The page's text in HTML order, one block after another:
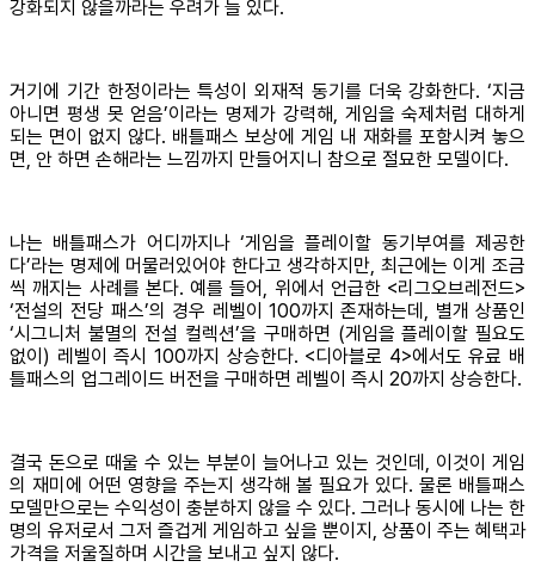
강화되지 않을까라는 우려가 늘 있다.
거기에 기간 한정이라는 특성이 외재적 동기를 더욱 강화한다. ‘지금
아니면 평생 못 얻음’이라는 명제가 강력해, 게임을 숙제처럼 대하게
되는 면이 없지 않다. 배틀패스 보상에 게임 내 재화를 포함시켜 놓으
면, 안 하면 손해라는 느낌까지 만들어지니 참으로 절묘한 모델이다.
나는 배틀패스가 어디까지나 ‘게임을 플레이할 동기부여를 제공한
다’라는 명제에 머물러있어야 한다고 생각하지만, 최근에는 이게 조금
씩 깨지는 사례를 본다. 예를 들어, 위에서 언급한 <리그오브레전드>
‘전설의 전당 패스’의 경우 레벨이 100까지 존재하는데, 별개 상품인
‘시그니처 불멸의 전설 컬렉션’을 구매하면 (게임을 플레이할 필요도
없이) 레벨이 즉시 100까지 상승한다. <디아블로 4>에서도 유료 배
틀패스의 업그레이드 버전을 구매하면 레벨이 즉시 20까지 상승한다.
결국 돈으로 때울 수 있는 부분이 늘어나고 있는 것인데, 이것이 게임
의 재미에 어떤 영향을 주는지 생각해 볼 필요가 있다. 물론 배틀패스
모델만으로는 수익성이 충분하지 않을 수 있다. 그러나 동시에 나는 한
명의 유저로서 그저 즐겁게 게임하고 싶을 뿐이지, 상품이 주는 혜택과
가격을 저울질하며 시간을 보내고 싶지 않다.